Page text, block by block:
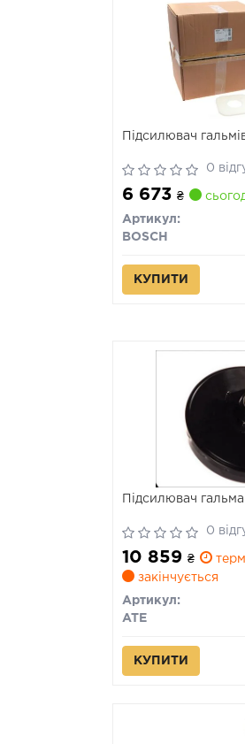
Підсилювач
0
6 673 ₴
Артикул:
BOSCH
КУПИТИ
Підсилювач
0
10 859 ₴
закінчується
Артикул:
ATE
КУПИТИ